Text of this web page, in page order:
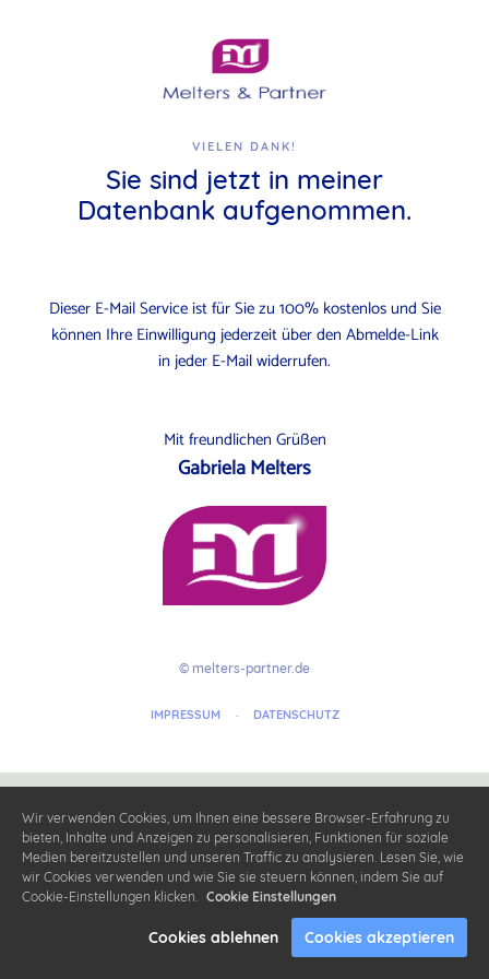
VIELEN DANK!
Sie sind jetzt in meiner
Datenbank aufgenommen.
Dieser E-Mail Service ist für Sie zu 100% kostenlos und Sie
können Ihre Einwilligung jederzeit über den Abmelde-Link
in jeder E-Mail widerrufen.
Mit freundlichen Grüßen
Gabriela Melters
© melters-partner.de
IMPRESSUM - DATENSCHUTZ
Wir verwenden Cookies, um Ihnen eine bessere Browser-Erfahrung zu
bieten, Inhalte und Anzeigen zu personalisieren, Funktionen für soziale
Medien bereitzustellen und unseren Traffic zu analysieren. Lesen Sie, wie
wir Cookies verwenden und wie Sie sie steuern können, indem Sie auf
Cookie-Einstellungen klicken. Cookie Einstellungen
Cookies ablehnen Cookies akzeptieren